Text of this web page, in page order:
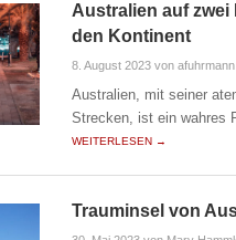
Australien auf
den Kontinent
8. August 2023 von afuhrmann
Australien, mit seiner
Strecken, ist ein wahres
WEITERLESEN →
Trauminsel von